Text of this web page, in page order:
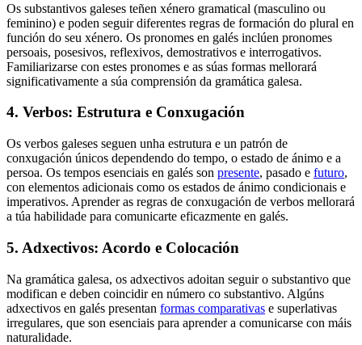
Os substantivos galeses teñen xénero gramatical (masculino ou
feminino) e poden seguir diferentes regras de formación do plural en
función do seu xénero. Os pronomes en galés inclúen pronomes
persoais, posesivos, reflexivos, demostrativos e interrogativos.
Familiarizarse con estes pronomes e as súas formas mellorará
significativamente a súa comprensión da gramática galesa.
4. Verbos: Estrutura e Conxugación
Os verbos galeses seguen unha estrutura e un patrón de
conxugación únicos dependendo do tempo, o estado de ánimo e a
persoa. Os tempos esenciais en galés son presente, pasado e futuro,
con elementos adicionais como os estados de ánimo condicionais e
imperativos. Aprender as regras de conxugación de verbos mellorará
a túa habilidade para comunicarte eficazmente en galés.
5. Adxectivos: Acordo e Colocación
Na gramática galesa, os adxectivos adoitan seguir o substantivo que
modifican e deben coincidir en número co substantivo. Algúns
adxectivos en galés presentan formas comparativas e superlativas
irregulares, que son esenciais para aprender a comunicarse con máis
naturalidade.